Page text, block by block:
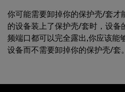
你可能需要卸掉你的保护壳/套才
的设备装上了保护壳/套时，设备
频端口都可以完全露出,你应该能
设备而不需要卸掉你的保护壳/套。